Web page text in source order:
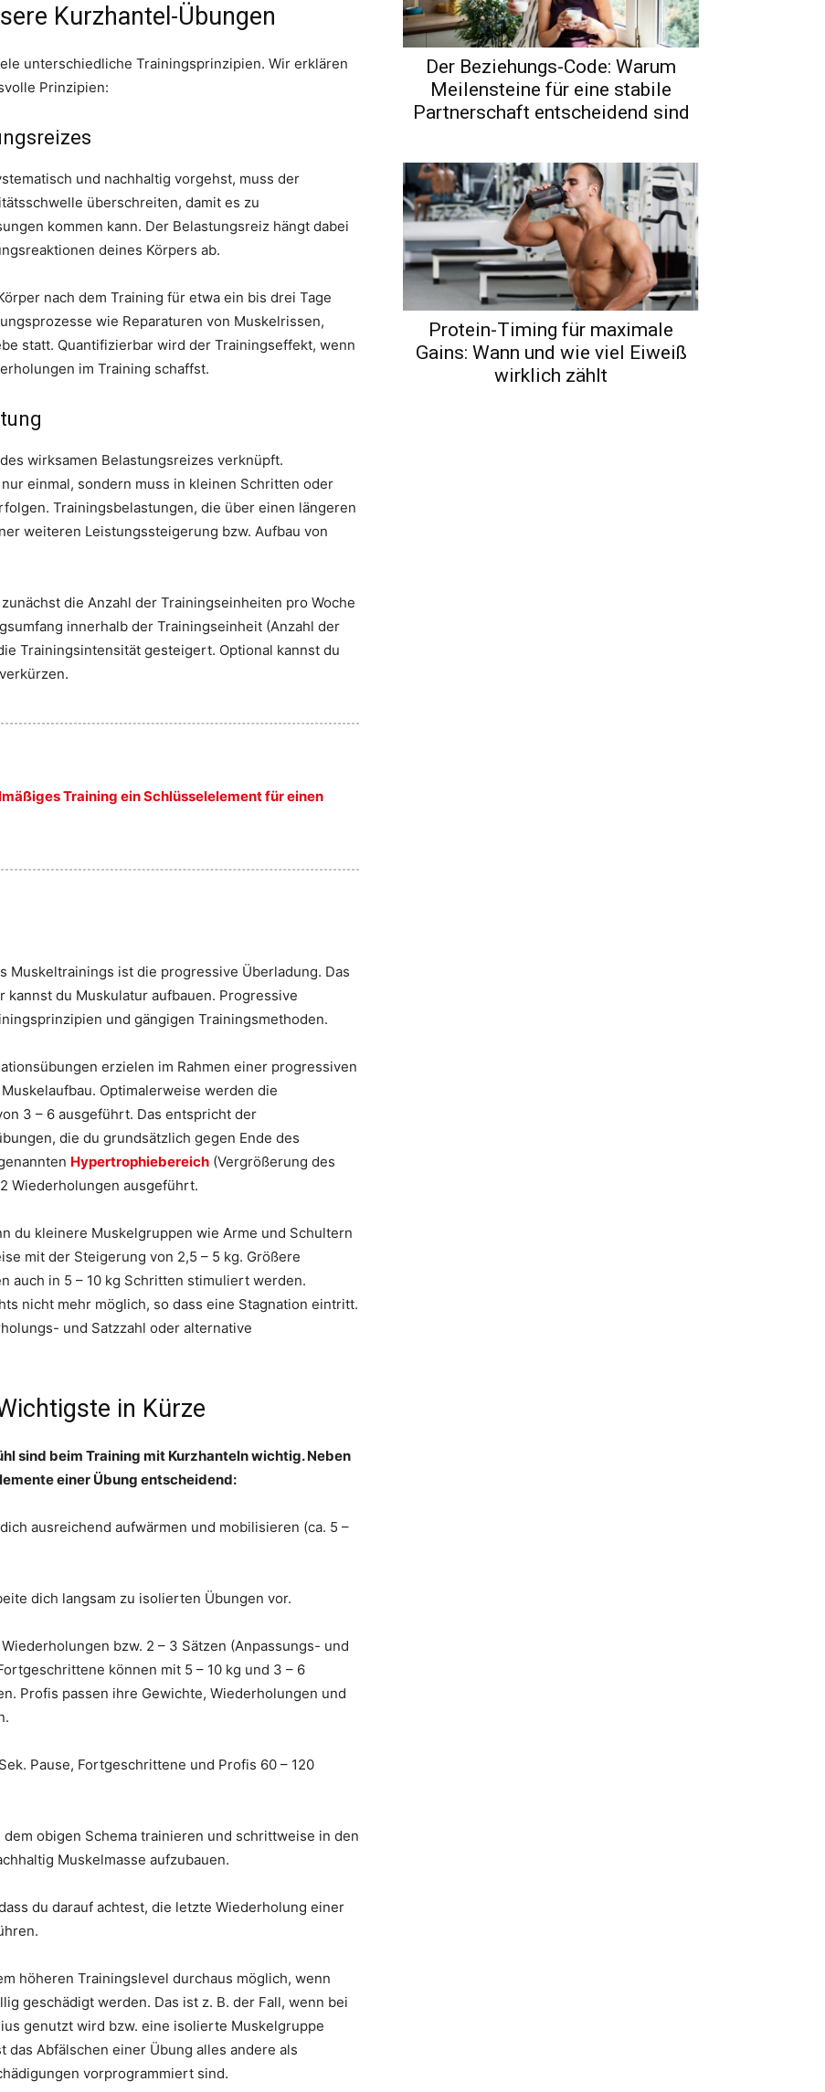
Kurzhantel-Übungen
unterschiedliche Trainingsprinzipien. Wir erklären
Prinzipien:
und nachhaltig vorgehst, muss der
überschreiten, damit es zu
kommen kann. Der Belastungsreiz hängt dabei
deines Körpers ab.
nach dem Training für etwa ein bis drei Tage
wie Reparaturen von Muskelrissen,
statt. Quantifizierbar wird der Trainingseffekt, wenn
im Training schaffst.
wirksamen Belastungsreizes verknüpft.
einmal, sondern muss in kleinen Schritten oder
Trainingsbelastungen, die über einen längeren
weiteren Leistungssteigerung bzw. Aufbau von
die Anzahl der Trainingseinheiten pro Woche
innerhalb der Trainingseinheit (Anzahl der
Trainingsintensität gesteigert. Optional kannst du
Training ein Schlüsselelement für einen
Muskeltrainings ist die progressive Überladung. Das
du Muskulatur aufbauen. Progressive
und gängigen Trainingsmethoden.
erzielen im Rahmen einer progressiven
Optimalerweise werden die
3 – 6 ausgeführt. Das entspricht der
die du grundsätzlich gegen Ende des
Hypertrophiebereich (Vergrößerung des
Wiederholungen ausgeführt.
du kleinere Muskelgruppen wie Arme und Schultern
mit der Steigerung von 2,5 – 5 kg. Größere
auch in 5 – 10 kg Schritten stimuliert werden.
nicht mehr möglich, so dass eine Stagnation eintritt.
und Satzzahl oder alternative
in Kürze
sind beim Training mit Kurzhanteln wichtig. Neben
einer Übung entscheidend:
ausreichend aufwärmen und mobilisieren (ca. 5 –
dich langsam zu isolierten Übungen vor.
bzw. 2 – 3 Sätzen (Anpassungs- und
können mit 5 – 10 kg und 3 – 6
Profis passen ihre Gewichte, Wiederholungen und
Pause, Fortgeschrittene und Profis 60 – 120
obigen Schema trainieren und schrittweise in den
Muskelmasse aufzubauen.
du darauf achtest, die letzte Wiederholung einer
höheren Trainingslevel durchaus möglich, wenn
geschädigt werden. Das ist z. B. der Fall, wenn bei
genutzt wird bzw. eine isolierte Muskelgruppe
Abfälschen einer Übung alles andere als
vorprogrammiert sind.
Der Beziehungs-Code: Warum
Meilensteine für eine stabile
Partnerschaft entscheidend sind
Protein-Timing für maximale
Gains: Wann und wie viel Eiweiß
wirklich zählt